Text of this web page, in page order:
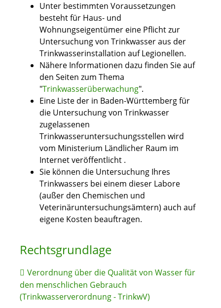
Unter bestimmten Voraussetzungen
besteht für Haus- und
Wohnungseigentümer eine Pflicht zur
Untersuchung von Trinkwasser aus der
Trinkwasserinstallation auf Legionellen.
Nähere Informationen dazu finden Sie auf
den Seiten zum Thema
"Trinkwasserüberwachung".
Eine Liste der in Baden-Württemberg für
die Untersuchung von Trinkwasser
zugelassenen
Trinkwasseruntersuchungsstellen wird
vom Ministerium Ländlicher Raum im
Internet veröffentlicht .
Sie können die Untersuchung Ihres
Trinkwassers bei einem dieser Labore
(außer den Chemischen und
Veterinäruntersuchungsämtern) auch auf
eigene Kosten beauftragen.
Rechtsgrundlage
Verordnung über die Qualität von Wasser für
den menschlichen Gebrauch
(Trinkwasserverordnung - TrinkwV)